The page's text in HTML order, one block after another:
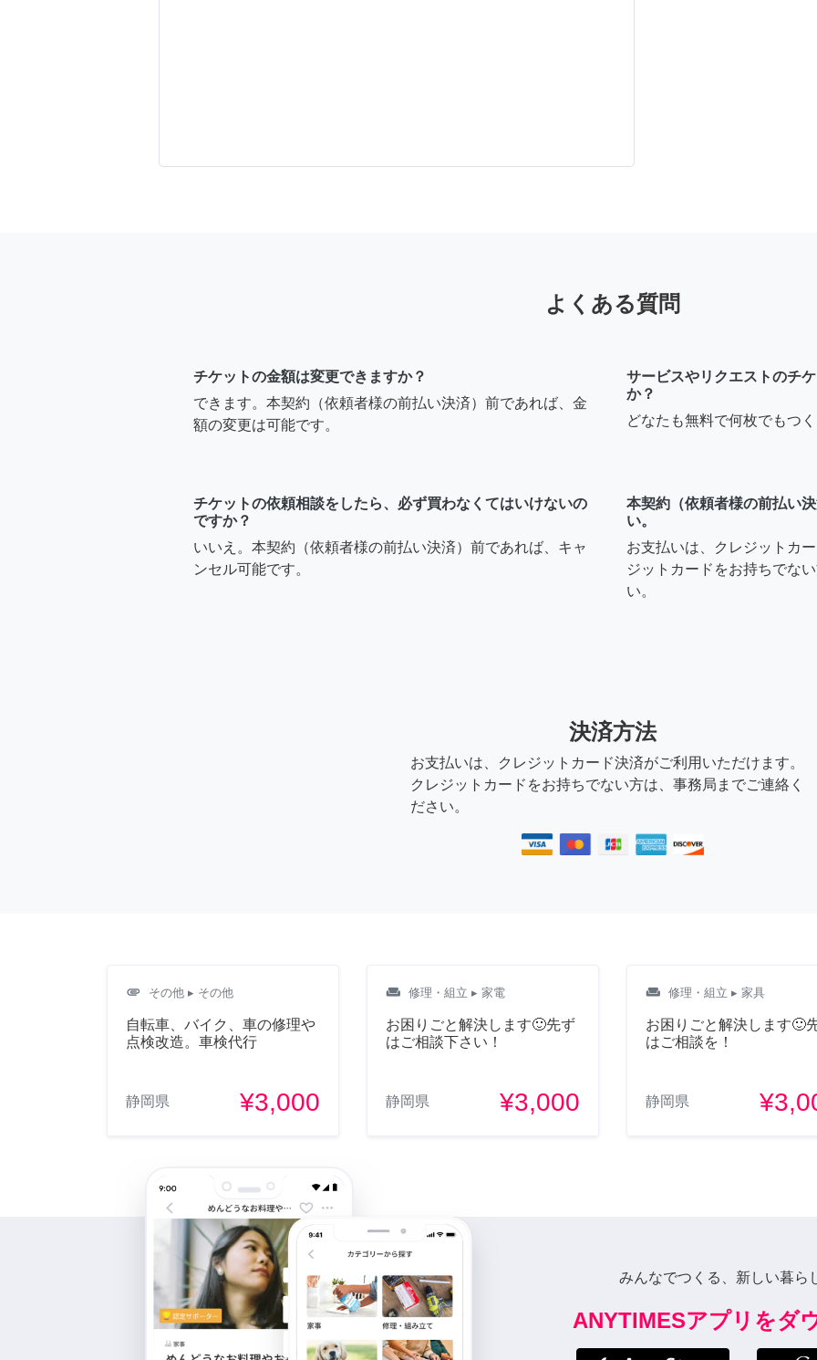
よくある質問
チケットの金額は変更できますか？
できます。本契約（依頼者様の前払い決済）前であれば、金
額の変更は可能です。
サービスやリクエストのチ
か？
どなたも無料で何枚でもつ
チケットの依頼相談をしたら、必ず買わなくてはいけないの
ですか？
いいえ。本契約（依頼者様の前払い決済）前であれば、キャ
ンセル可能です。
本契約（依頼者様の前払い
い。
お支払いは、クレジットカ
ジットカードをお持ちでな
い。
決済方法
お支払いは、クレジットカード決済がご利用いただけます。
クレジットカードをお持ちでない方は、事務局までご連絡く
ださい。
attachment その他 ▸ その他
自転車、バイク、車の修理や
点検改造。車検代行
静岡県 ¥3,000
weekend 修理・組立 ▸ 家電
お困りごと解決します🙂先ず
はご相談下さい！
静岡県 ¥3,000
weekend 修理・組立 ▸ 家具
お困りごと解決します🙂
はご相談を！
静岡県
みんなでつくる、新しい暮ら
ANYTIMESアプリをダ